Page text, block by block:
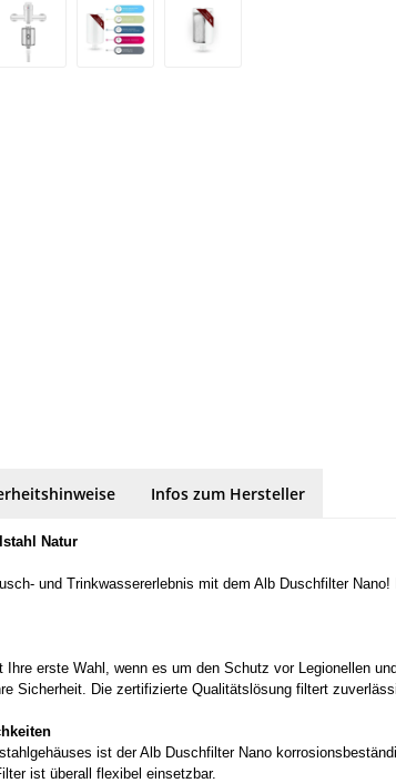
Infos zum Hersteller
Natur
und Trinkwassererlebnis mit dem Alb Duschfilter
Ihre erste Wahl, wenn es um den Schutz vor Legionellen
Sicherheit. Die zertifizierte Qualitätslösung filtert
ist der Alb Duschfilter Nano
ist überall flexibel einsetzbar.